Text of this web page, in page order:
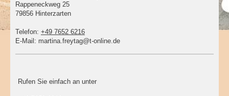
Rappeneckweg 25
79856 Hinterzarten
Telefon: +49 7652 6216
E-Mail: martina.freytag@t-online.de
Rufen Sie einfach an unter